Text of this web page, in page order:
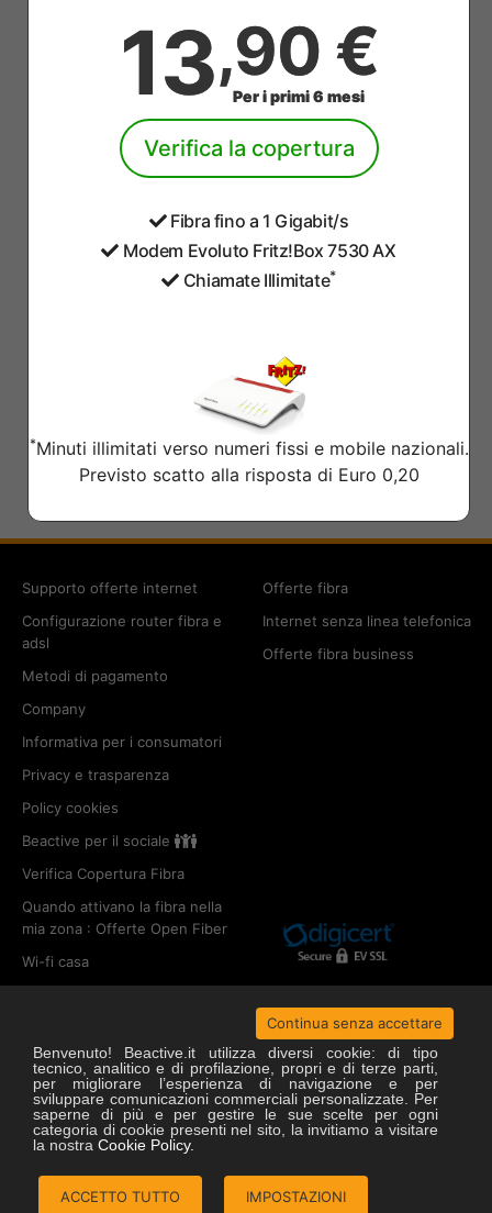
13,90 €
Per i primi 6 mesi
Verifica la copertura
Fibra fino a 1 Gigabit/s
Modem Evoluto Fritz!Box 7530 AX
Chiamate Illimitate*
*Minuti illimitati verso numeri fissi e mobile nazionali.
Previsto scatto alla risposta di Euro 0,20
Supporto offerte internet
Configurazione router fibra e
adsl
Metodi di pagamento
Company
Informativa per i consumatori
Privacy e trasparenza
Policy cookies
Beactive per il sociale
Offerte fibra
Internet senza linea telefonica
Offerte fibra business
Verifica Copertura Fibra
Quando attivano la fibra nella
mia zona : Offerte Open Fiber
Wi-fi casa
Offerte open fiber
Copertura open fiber
ACTIVENETWORK S.p.a. - P. IVA 01599530563
Copyright © 20252007-2021 Beactive.it. All rights reserved
Continua senza accettare
Benvenuto! Beactive.it utilizza diversi cookie: di tipo
tecnico, analitico e di profilazione, propri e di terze parti,
per migliorare l’esperienza di navigazione e per
sviluppare comunicazioni commerciali personalizzate. Per
saperne di più e per gestire le sue scelte per ogni
categoria di cookie presenti nel sito, la invitiamo a visitare
la nostra Cookie Policy.
ACCETTO TUTTO IMPOSTAZIONI